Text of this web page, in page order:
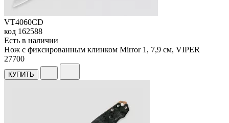
VT4060CD
код 162588
Есть в наличии
Нож с фиксированным клинком Mirror 1, 7,9 см, VIPER
27700
КУПИТЬ